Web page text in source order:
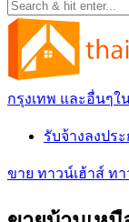
กรุงเทพ และอื่นๆใ
รับจ้างลงปร
ขาย ทาวน์เฮ้าส์ ท